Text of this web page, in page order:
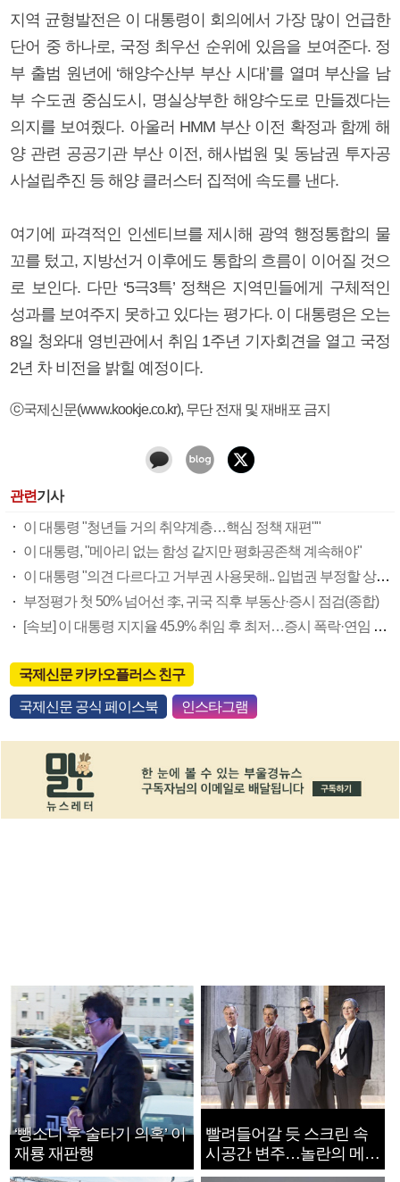
지역 균형발전은 이 대통령이 회의에서 가장 많이 언급한
단어 중 하나로, 국정 최우선 순위에 있음을 보여준다. 정
부 출범 원년에 ‘해양수산부 부산 시대’를 열며 부산을 남
부 수도권 중심도시, 명실상부한 해양수도로 만들겠다는
의지를 보여줬다. 아울러 HMM 부산 이전 확정과 함께 해
양 관련 공공기관 부산 이전, 해사법원 및 동남권 투자공
사설립추진 등 해양 클러스터 집적에 속도를 낸다.
여기에 파격적인 인센티브를 제시해 광역 행정통합의 물
꼬를 텄고, 지방선거 이후에도 통합의 흐름이 이어질 것으
로 보인다. 다만 ‘5극3특’ 정책은 지역민들에게 구체적인
성과를 보여주지 못하고 있다는 평가다. 이 대통령은 오는
8일 청와대 영빈관에서 취임 1주년 기자회견을 열고 국정
2년 차 비전을 밝힐 예정이다.
ⓒ국제신문(www.kookje.co.kr), 무단 전재 및 재배포 금지
관련기사
이 대통령 "청년들 거의 취약계층…핵심 정책 재편""
이 대통령, "메아리 없는 함성 같지만 평화공존책 계속해야"
이 대통령 "의견 다르다고 거부권 사용못해.. 입법권 부정할 상황이라 보기 어려워"
부정평가 첫 50% 넘어선 李, 귀국 직후 부동산·증시 점검(종합)
[속보] 이 대통령 지지율 45.9% 취임 후 최저…증시 폭락·연임 개헌 논란 영향
국제신문 카카오플러스 친구
국제신문 공식 페이스북 인스타그램
‘뺑소니 후 술타기 의혹’ 이
재룡 재판행
빨려들어갈 듯 스크린 속
시공간 변주…놀란의 메시
지는 ‘전쟁 속죄’